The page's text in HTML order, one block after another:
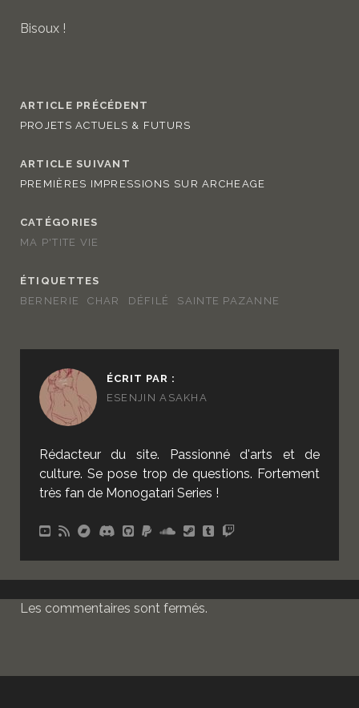
Bisoux !
ARTICLE PRÉCÉDENT
PROJETS ACTUELS & FUTURS
ARTICLE SUIVANT
PREMIÈRES IMPRESSIONS SUR ARCHEAGE
CATÉGORIES
MA P'TITE VIE
ÉTIQUETTES
BERNERIE
CHAR DÉFILÉ SAINTE PAZANNE
ÉCRIT PAR :
ESENJIN ASAKHA
Rédacteur du site. Passionné d'arts et de
culture. Se pose trop de questions. Fortement
très fan de Monogatari Series !
Les commentaires sont fermés.